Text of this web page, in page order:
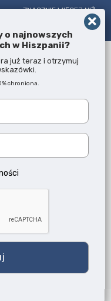
ZNACZNIE WIĘCEJ NIŻ
AGENT NIERUCHOMOŚCI!
bez
spokój
ponad 20 lat
wielu
w
miejsc
Stały
wyjątkowy styl
o najnowszych
w Hiszpanii?
już teraz i otrzymuj
chroniona.